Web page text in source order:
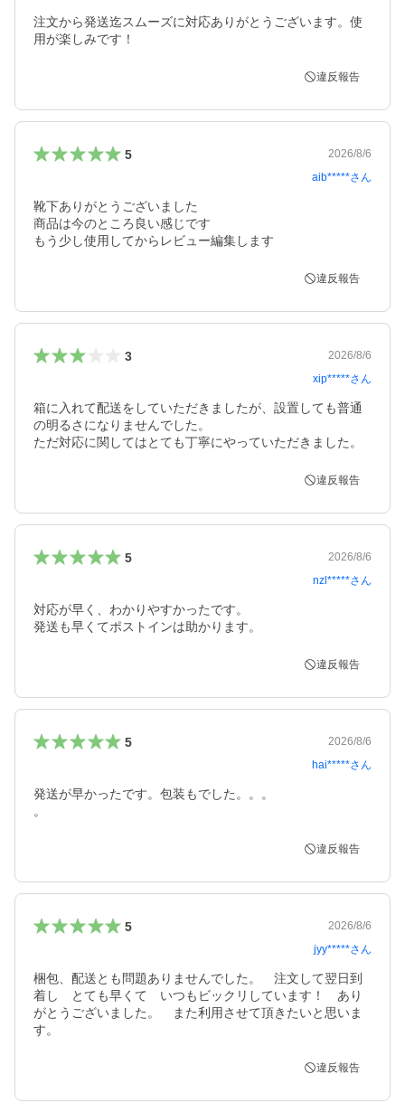
注文から発送迄スムーズに対応ありがとうございます。使
用が楽しみです！
違反報告
5
2026/8/6
aib*****さん
靴下ありがとうございました
商品は今のところ良い感じです
もう少し使用してからレビュー編集します
違反報告
3
2026/8/6
xip*****さん
箱に入れて配送をしていただきましたが、設置しても普通
の明るさになりませんでした。
ただ対応に関してはとても丁寧にやっていただきました。
違反報告
5
2026/8/6
nzl*****さん
対応が早く、わかりやすかったです。
発送も早くてポストインは助かります。
違反報告
5
2026/8/6
hai*****さん
発送が早かったです。包装もでした。。。
。
違反報告
5
2026/8/6
jyy*****さん
梱包、配送とも問題ありませんでした。　注文して翌日到
着し　とても早くて　いつもビックリしています！　あり
がとうございました。　また利用させて頂きたいと思いま
す。
違反報告